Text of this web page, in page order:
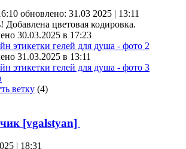
обновлено: 31.03 2025 | 13:11
цветовая кодировка.
30.03.2025 в 17:23
31.03.2025 в 13:11
ветку (4)
[vgalstyan]
| 18:31